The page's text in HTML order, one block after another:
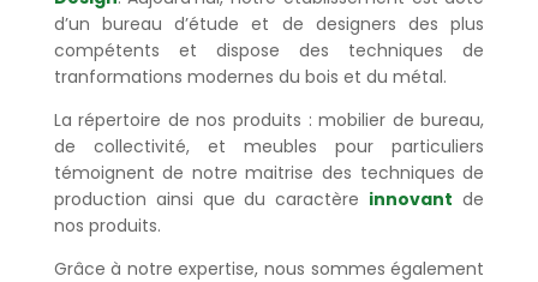
d’un bureau d’étude et de designers des plus
compétents et dispose des techniques de
tranformations modernes du bois et du métal.
La répertoire de nos produits : mobilier de bureau,
de collectivité, et meubles pour particuliers
témoignent de notre maitrise des techniques de
production ainsi que du caractère innovant de
nos produits.
Grâce à notre expertise, nous sommes également